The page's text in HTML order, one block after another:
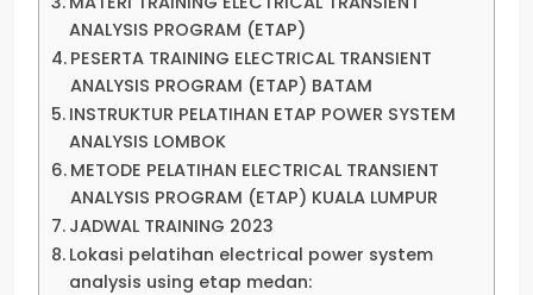
ANALYSIS PROGRAM (ETAP)
PESERTA TRAINING ELECTRICAL TRANSIENT
ANALYSIS PROGRAM (ETAP) BATAM
INSTRUKTUR PELATIHAN ETAP POWER SYSTEM
ANALYSIS LOMBOK
METODE PELATIHAN ELECTRICAL TRANSIENT
ANALYSIS PROGRAM (ETAP) KUALA LUMPUR
JADWAL TRAINING 2023
Lokasi pelatihan electrical power system
analysis using etap medan: